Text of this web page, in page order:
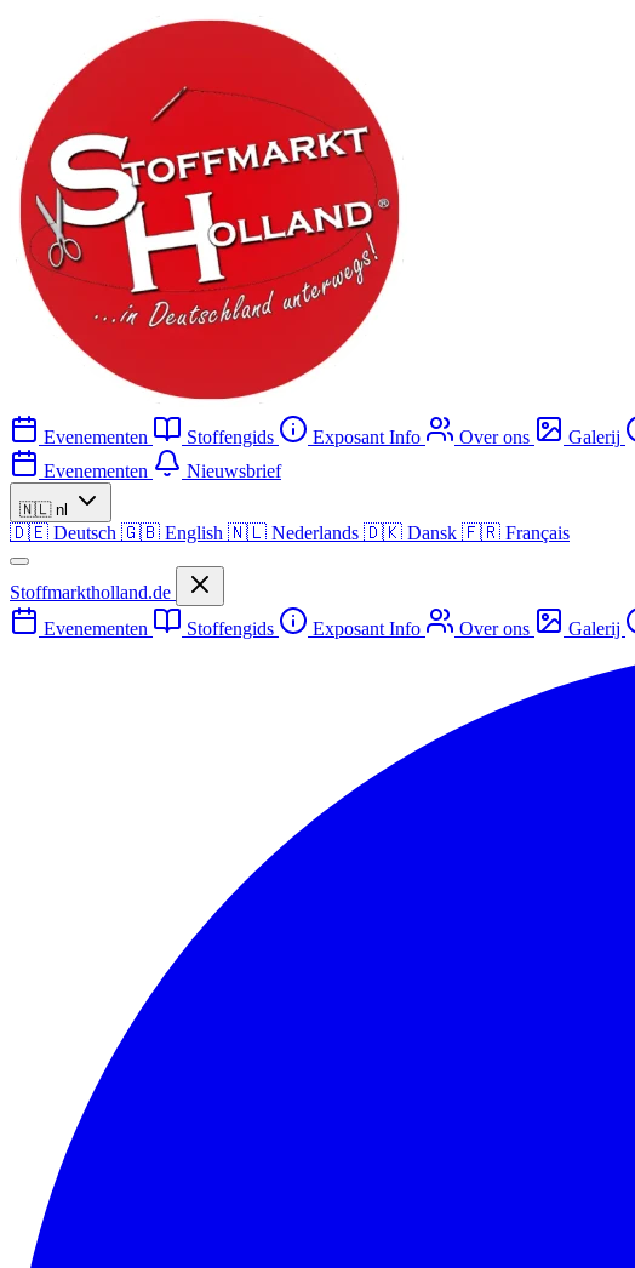
Evenementen Stoffengids Exposant Info Over ons Galerij
Evenementen
Nieuwsbrief
🇳🇱 nl
🇩🇪 Deutsch 🇬🇧 English 🇳🇱 Nederlands 🇩🇰 Dansk 🇫🇷 Français
Stoffmarktholland.de
Evenementen
Stoffengids Exposant Info Over ons Galerij